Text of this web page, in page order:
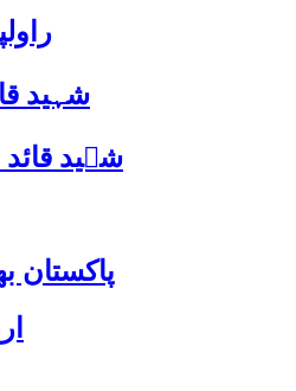
شہید
شہید قائد علامہ عارف
پاکستان بھر میں اربعین حسینی